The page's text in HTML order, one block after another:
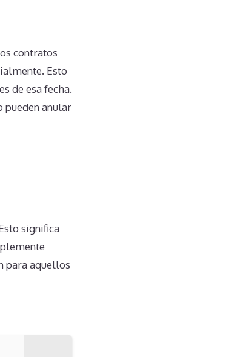
contratos
Esto
de esa fecha.
pueden anular
significa
para aquellos